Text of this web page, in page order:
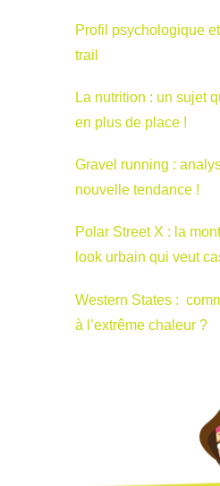
Profil psychologique
trail
La nutrition : un sujet
en plus de place !
Gravel running :
nouvelle tendance !
Polar Street X : la
look urbain qui veut
Western States :
à l’extrême chaleur ?